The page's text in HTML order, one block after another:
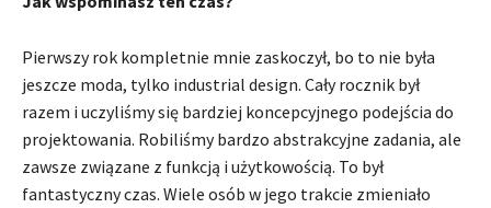
Pierwszy rok kompletnie mnie zaskoczył, bo to nie była
jeszcze moda, tylko industrial design. Cały rocznik był
razem i uczyliśmy się bardziej koncepcyjnego podejścia do
projektowania. Robiliśmy bardzo abstrakcyjne zadania, ale
zawsze związane z funkcją i użytkowością. To był
fantastyczny czas. Wiele osób w jego trakcie zmieniało